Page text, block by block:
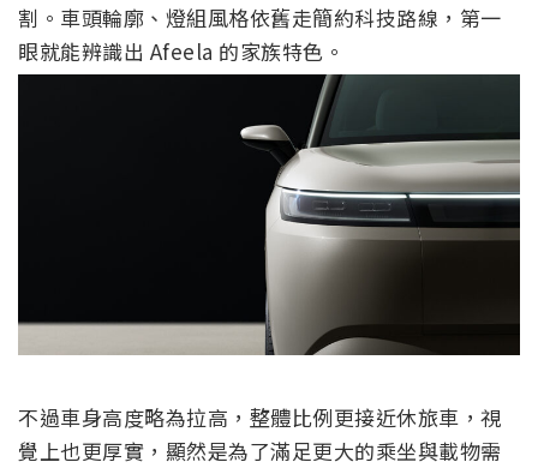
割。車頭輪廓、燈組風格依舊走簡約科技路線，第一
眼就能辨識出 Afeela 的家族特色。
不過車身高度略為拉高，整體比例更接近休旅車，視
覺上也更厚實，顯然是為了滿足更大的乘坐與載物需